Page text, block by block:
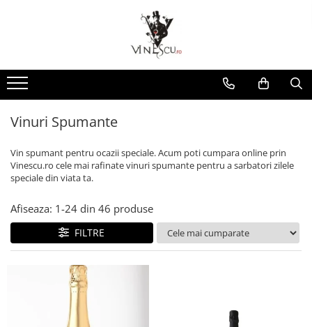
Vinuri Spumante
Sampanie / Champagne
Vinuri Rosii
Vinuri Albe
Vinuri Rose
Vinuri seci
Vinuri demiseci
Vinuri demidulci
Vinuri dupa provenienta
Vinuri Rosii
Vinuri Albe
Vinuri Rose
Vinuri pentru cadou
Vinuri de colectie/vechi
Vinuri personalizate
Cognac/Coniac/Armagnac/Vinarsuri
Vinarsuri
Cognac/Coniac/Armagnac
Ciocolata
Condimente
Ulei de masline
Cutii cadou vinuri
Vinuri Spumante
Vin spumant pentru ocazii speciale. Acum poti cumpara online prin
Vinescu.ro cele mai rafinate vinuri spumante pentru a sarbatori zilele
speciale din viata ta.
Afiseaza: 1-24 din 46 produse
FILTRE